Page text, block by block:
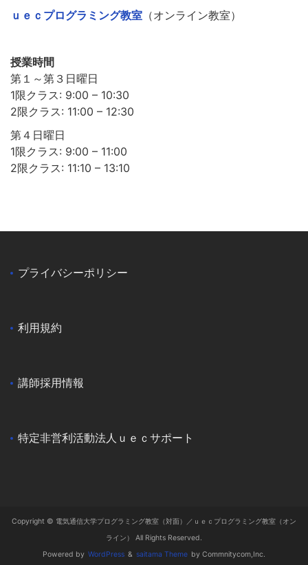
ｕｅｃプログラミング教室 （オンライン教室）
授業時間
第１～第３日曜日
1限クラス: 9:00 – 10:30
2限クラス: 11:00 – 12:30
第４日曜日
1限クラス: 9:00 – 11:00
2限クラス: 11:10 – 13:10
プライバシーポリシー
利用規約
講師採用情報
特定非営利活動法人ｕｅｃサポート
Copyright © 電気通信大学プログラミング教室（対面）／ｕｅｃプログラミング教室（オン
ライン） All Rights Reserved.
Powered by WordPress & saitama Theme by Commnitycom,Inc.